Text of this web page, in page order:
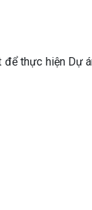
thực hiện Dự